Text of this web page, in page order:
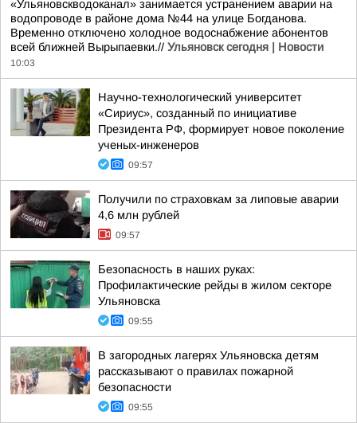
«Ульяновскводоканал» занимается устранением аварии на
водопроводе в районе дома №44 на улице Богданова.
Временно отключено холодное водоснабжение абонентов
всей ближней Вырыпаевки.// Ульяновск сегодня | Новости
10:03
Научно-технологический университет
«Сириус», созданный по инициативе
Президента РФ, формирует новое поколение
ученых-инженеров
09:57
Получили по страховкам за липовые аварии
4,6 млн рублей
09:57
Безопасность в наших руках:
Профилактические рейды в жилом секторе
Ульяновска
09:55
В загородных лагерях Ульяновска детям
рассказывают о правилах пожарной
безопасности
09:55